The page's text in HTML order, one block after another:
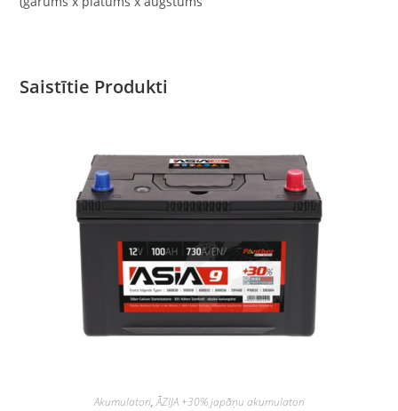
Saistītie Produkti
Akumulatori,ĀZIJA +30% japāņu akumulatori